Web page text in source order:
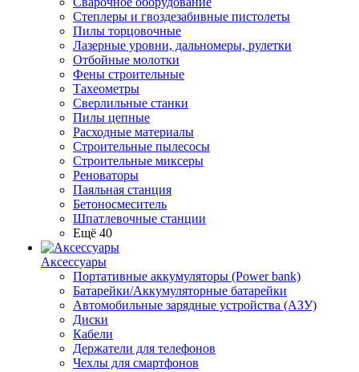
Степлеры и гвоздезабивные пистолеты
Пилы торцовочные
Лазерные уровни, дальномеры, рулетки
Отбойные молотки
Фены строительные
Тахеометры
Сверлильные станки
Пилы цепные
Расходные материалы
Строительные пылесосы
Строительные миксеры
Реноваторы
Паяльная станция
Бетоносмеситель
Шпатлевочные станции
Ещё 40
Аксессуары
Портативные аккумуляторы (Power bank)
Батарейки/Аккумуляторные батарейки
Автомобильные зарядные устройства (АЗУ)
Диски
Кабели
Держатели для телефонов
Чехлы для смартфонов